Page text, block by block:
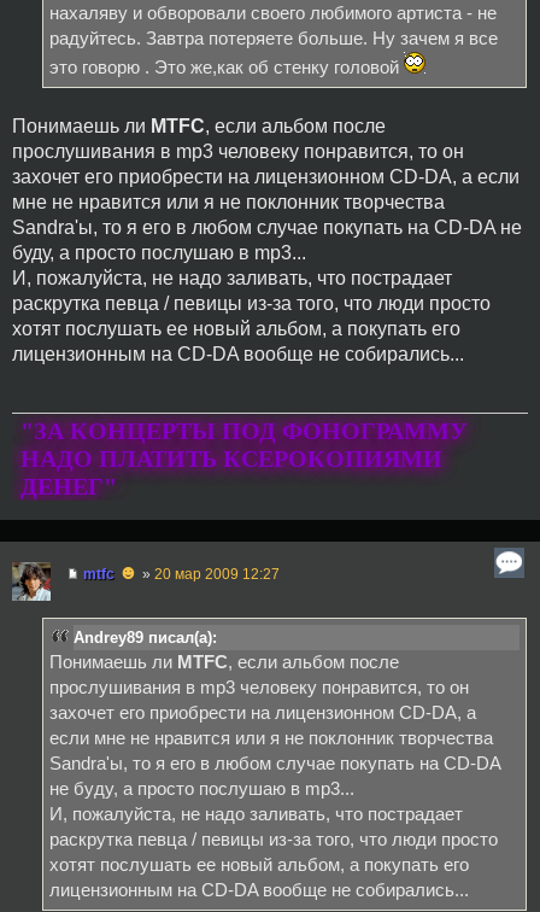
нахаляву и обворовали своего любимого артиста - не
радуйтесь. Завтра потеряете больше. Ну зачем я все
это говорю . Это же,как об стенку головой
Понимаешь ли MTFC, если альбом после
прослушивания в mp3 человеку понравится, то он
захочет его приобрести на лицензионном CD-DA, а если
мне не нравится или я не поклонник творчества
Sandra'ы, то я его в любом случае покупать на CD-DA не
буду, а просто послушаю в mp3...
И, пожалуйста, не надо заливать, что пострадает
раскрутка певца / певицы из-за того, что люди просто
хотят послушать ее новый альбом, а покупать его
лицензионным на CD-DA вообще не собирались...
"ЗА КОНЦЕРТЫ ПОД ФОНОГРАММУ
НАДО ПЛАТИТЬ КСЕРОКОПИЯМИ
ДЕНЕГ"
mtfc ☻ » 20 мар 2009 12:27
Andrey89 писал(а):
Понимаешь ли MTFC, если альбом после
прослушивания в mp3 человеку понравится, то он
захочет его приобрести на лицензионном CD-DA, а
если мне не нравится или я не поклонник творчества
Sandra'ы, то я его в любом случае покупать на CD-DA
не буду, а просто послушаю в mp3...
И, пожалуйста, не надо заливать, что пострадает
раскрутка певца / певицы из-за того, что люди просто
хотят послушать ее новый альбом, а покупать его
лицензионным на CD-DA вообще не собирались...